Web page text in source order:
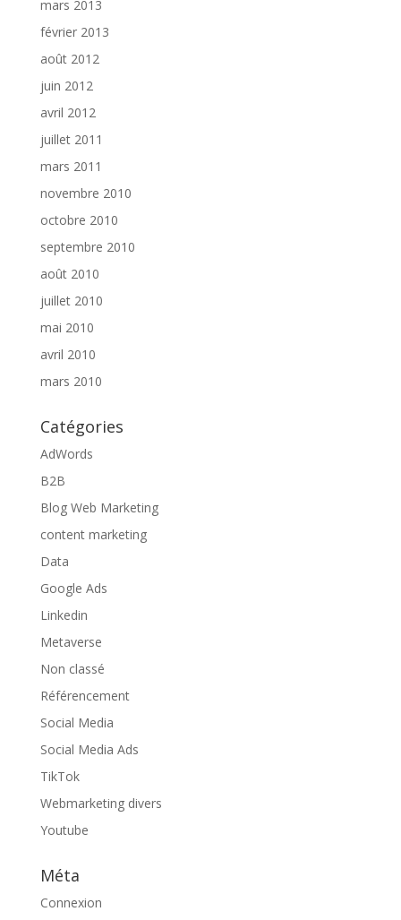
mars 2013
février 2013
août 2012
juin 2012
avril 2012
juillet 2011
mars 2011
novembre 2010
octobre 2010
septembre 2010
août 2010
juillet 2010
mai 2010
avril 2010
mars 2010
Catégories
AdWords
B2B
Blog Web Marketing
content marketing
Data
Google Ads
Linkedin
Metaverse
Non classé
Référencement
Social Media
Social Media Ads
TikTok
Webmarketing divers
Youtube
Méta
Connexion